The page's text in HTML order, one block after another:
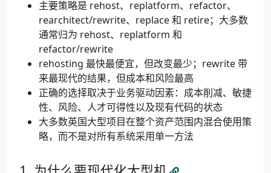
主要策略是 rehost、replatform、refactor、
rearchitect/rewrite、replace 和 retire；大多数
通常归为 rehost、replatform 和
refactor/rewrite
rehosting 最快最便宜，但改变最少；rewrite 带
来最现代的结果，但成本和风险最高
正确的选择取决于业务驱动因素：成本削减、敏捷
性、风险、人才可得性以及现有代码的状态
大多数英国大型项目在整个资产范围内混合使用策
略，而不是对所有系统采用单一方法